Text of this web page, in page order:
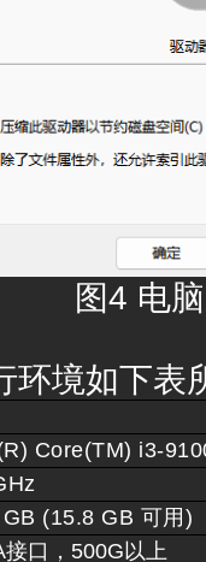
图4 电
环境如下表
Core(TM) i3-
(15.8 GB 可用)
接口，500G以上